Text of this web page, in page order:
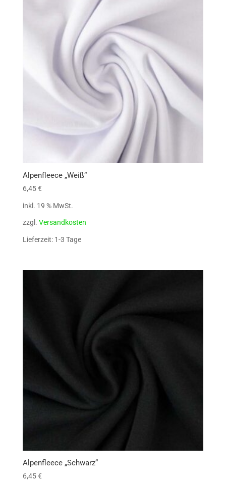
Alpenfleece „Weiß“
6,45€
inkl. 19 % MwSt.
zzgl. Versandkosten
Lieferzeit: 1-3 Tage
Alpenfleece „Schwarz“
6,45€